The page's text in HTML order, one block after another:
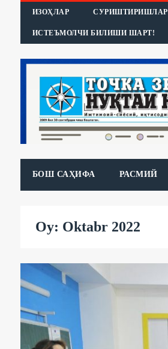
ИЗОҲЛАР СУРИШТИРИШЛАР
ИСТЕЪМОЛЧИ БИЛИШИ ШАРТ!
БОШ САҲИФА РАСМИЙ
Oy: Oktabr 2022